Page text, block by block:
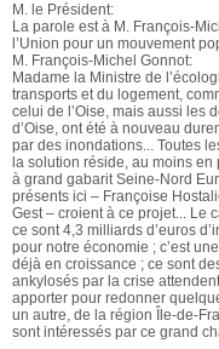
M. le Président:
La parole est à M. François-
l’Union pour un mouvement
M. François-Michel Gonnot:
Madame la Ministre de
transports et du logement,
celui de l’Oise, mais aussi les
d’Oise, ont été à nouveau
par des inondations... Toutes
la solution réside, au moins
à grand gabarit Seine-Nord
présents ici – Françoise
Gest – croient à ce projet... Le
ce sont 4,3 milliards d’euros
pour notre économie ; c’est
déjà en croissance ; ce sont
ankylosés par la crise
apporter pour redonner
un autre, de la région Île-de-
sont intéressés par ce grand